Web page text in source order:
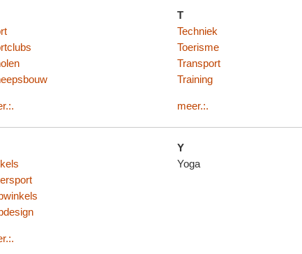
T
Techniek
Toerisme
Transport
Training
meer.:.
Y
Yoga